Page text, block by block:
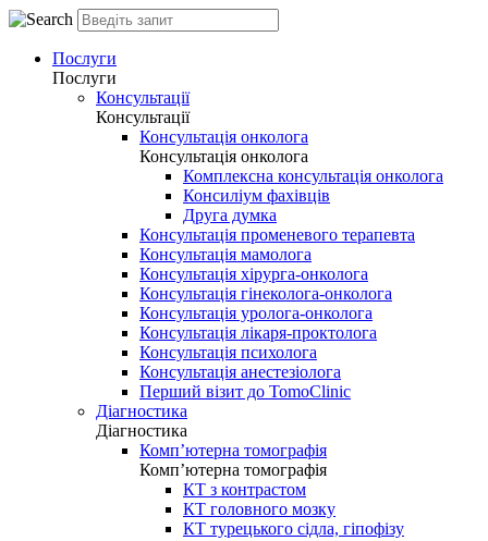
Послуги
Послуги
Консультації
Консультації
Консультація онколога
Консультація онколога
Комплексна консультація онколога
Консиліум фахівців
Друга думка
Консультація променевого терапевта
Консультація мамолога
Консультація хірурга-онколога
Консультація гінеколога-онколога
Консультація уролога-онколога
Консультація лікаря-проктолога
Консультація психолога
Консультація анестезіолога
Перший візит до TomoClinic
Діагностика
Діагностика
Комп’ютерна томографія
Комп’ютерна томографія
КТ з контрастом
КТ головного мозку
КТ турецького сідла, гіпофізу